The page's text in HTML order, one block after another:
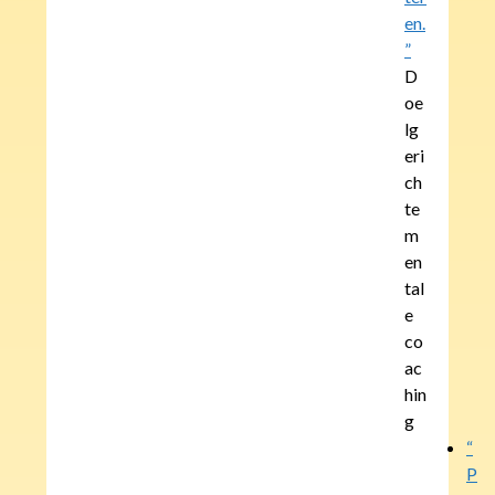
en.
”
D
oe
lg
eri
ch
te
m
en
tal
e
co
ac
hin
g
“
P